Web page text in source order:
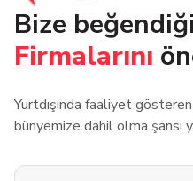
Bize
Firmalarını
Yurtdışında faaliyet
bünyemize dahil olma şansı